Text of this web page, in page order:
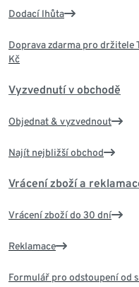
Dodací lhůta
Doprava zdarma pro držitele
Kč
Vyzvednutí v obchodě
Objednat & vyzvednout
Najít nejbližší obchod
Vrácení zboží a
Vrácení zboží do 30 dní
Reklamace
Formulář pro odstoupení od